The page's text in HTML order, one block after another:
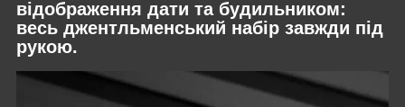
відображення дати та будильником:
весь джентльменський набір завжди під
рукою.